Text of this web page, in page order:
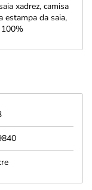
xadrez, camisa
estampa da saia,